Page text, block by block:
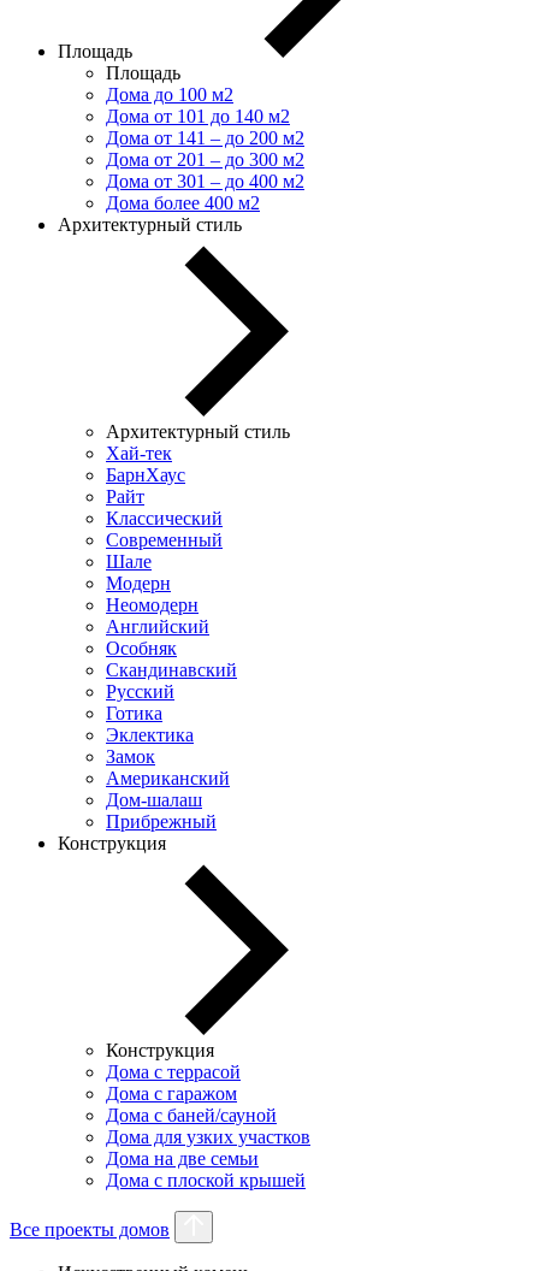
Площадь
Площадь
Дома до 100 м2
Дома от 101 до 140 м2
Дома от 141 – до 200 м2
Дома от 201 – до 300 м2
Дома от 301 – до 400 м2
Дома более 400 м2
Архитектурный стиль
Архитектурный стиль
Хай-тек
БарнХаус
Райт
Классический
Современный
Шале
Модерн
Неомодерн
Английский
Особняк
Скандинавский
Русский
Готика
Эклектика
Замок
Американский
Дом-шалаш
Прибрежный
Конструкция
Конструкция
Дома с террасой
Дома с гаражом
Дома с баней/сауной
Дома для узких участков
Дома на две семьи
Дома с плоской крышей
Все проекты домов